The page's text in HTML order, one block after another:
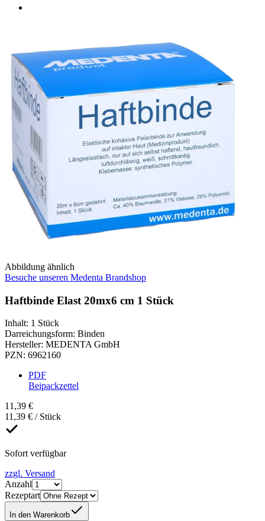
Abbildung ähnlich
Besuche unseren Medenta Brandshop
Haftbinde Elast 20mx6 cm 1 Stück
Inhalt: 1 Stück
Darreichungsform: Binden
Hersteller: MEDENTA GmbH
PZN: 6962160
PDF
Beipackzettel
11,39 €
11,39 € / Stück
Sofort verfügbar
zzgl. Versand
Anzahl
Rezeptart
In den Warenkorb